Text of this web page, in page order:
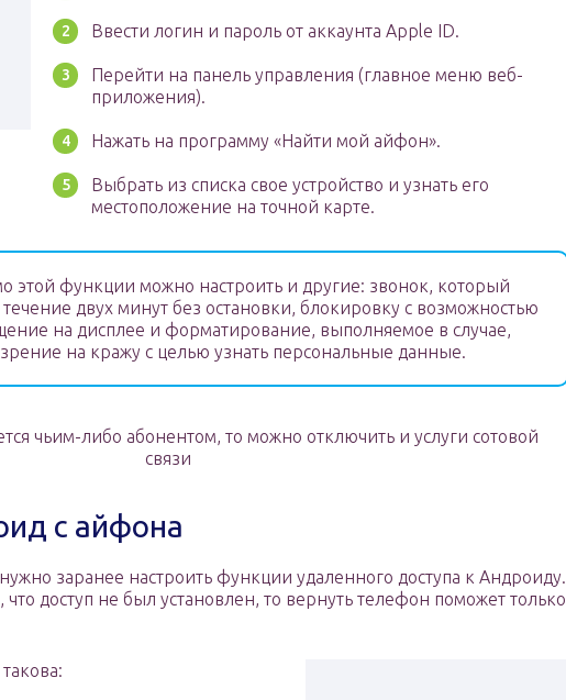
Ввести логин и пароль от аккаунта Apple ID.
Перейти на панель управления (главное меню веб-
приложения).
Нажать на программу «Найти мой айфон».
Выбрать из списка свое устройство и узнать его
местоположение на точной карте.
этой функции можно настроить и другие: звонок, который
течение двух минут без остановки, блокировку с возможностью
на дисплее и форматирование, выполняемое в случае,
на кражу с целью узнать персональные данные.
чьим-либо абонентом, то можно отключить и услуги сотовой
связи
с айфона
заранее настроить функции удаленного доступа к Андроиду.
что доступ не был установлен, то вернуть телефон поможет только